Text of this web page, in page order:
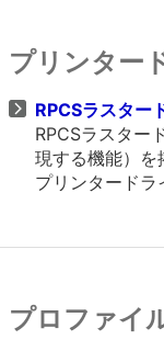
プリンター
RPCSラスター
RPCSラスター
現する機能）
プリンタード
プロファイ